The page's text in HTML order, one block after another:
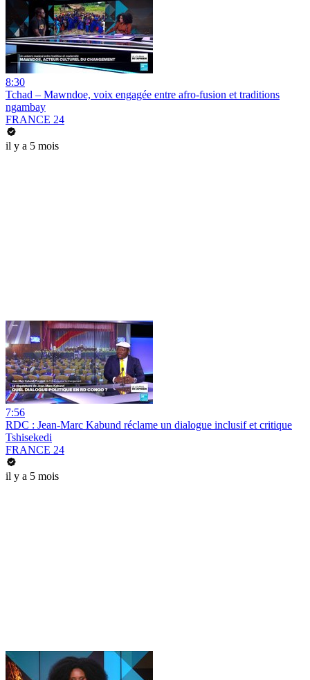
8:30
Tchad – Mawndoe, voix engagée entre afro-fusion et traditions
ngambay
FRANCE 24
il y a 5 mois
7:56
RDC : Jean-Marc Kabund réclame un dialogue inclusif et critique
Tshisekedi
FRANCE 24
il y a 5 mois